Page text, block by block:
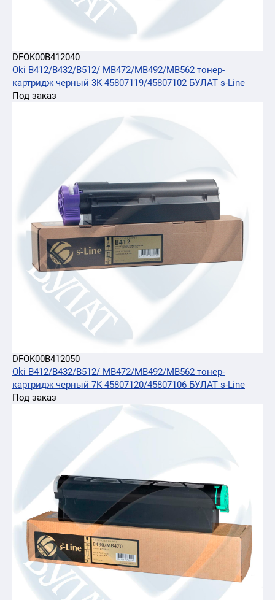
DFOK00B412040
Oki B412/B432/B512/ MB472/MB492/MB562 тонер-
картридж черный 3K 45807119/45807102 БУЛАТ s-Line
Под заказ
DFOK00B412050
Oki B412/B432/B512/ MB472/MB492/MB562 тонер-
картридж черный 7K 45807120/45807106 БУЛАТ s-Line
Под заказ